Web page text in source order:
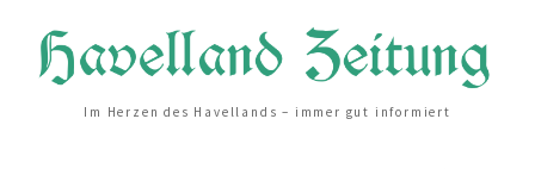
Im Herzen des Havellands – immer gut informiert